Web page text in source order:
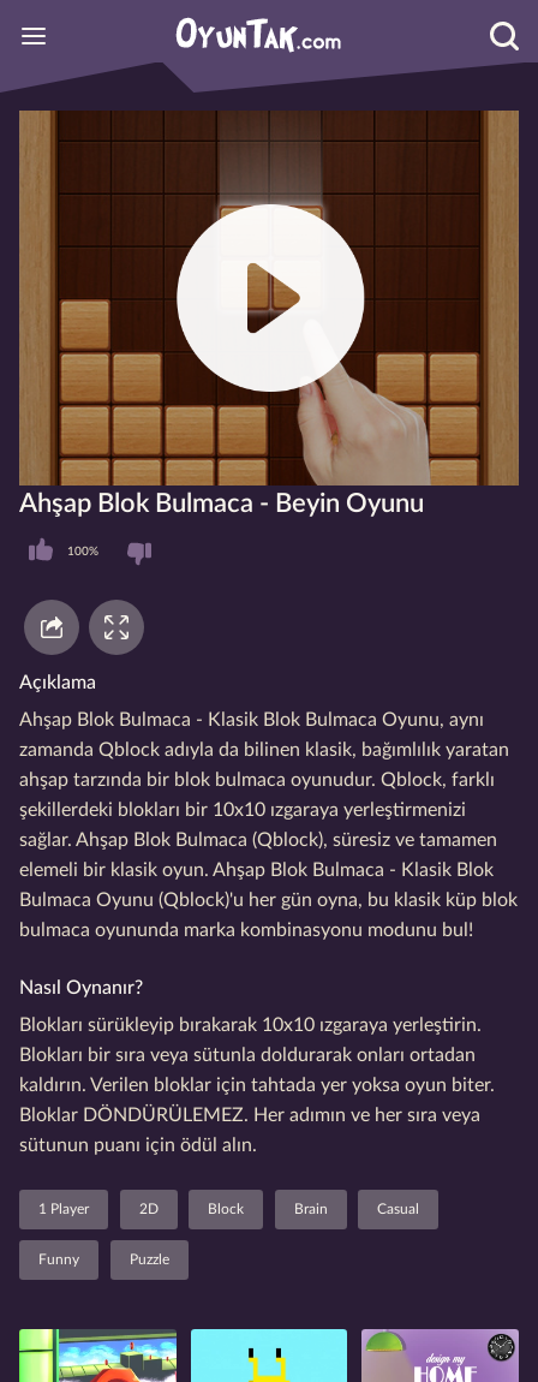
Ahşap Blok Bulmaca - Beyin Oyunu
100%
Açıklama
Ahşap Blok Bulmaca - Klasik Blok Bulmaca Oyunu, aynı
zamanda Qblock adıyla da bilinen klasik, bağımlılık yaratan
ahşap tarzında bir blok bulmaca oyunudur. Qblock, farklı
şekillerdeki blokları bir 10x10 ızgaraya yerleştirmenizi
sağlar. Ahşap Blok Bulmaca (Qblock), süresiz ve tamamen
elemeli bir klasik oyun. Ahşap Blok Bulmaca - Klasik Blok
Bulmaca Oyunu (Qblock)'u her gün oyna, bu klasik küp blok
bulmaca oyununda marka kombinasyonu modunu bul!
Nasıl Oynanır?
Blokları sürükleyip bırakarak 10x10 ızgaraya yerleştirin.
Blokları bir sıra veya sütunla doldurarak onları ortadan
kaldırın. Verilen bloklar için tahtada yer yoksa oyun biter.
Bloklar DÖNDÜRÜLEMEZ. Her adımın ve her sıra veya
sütunun puanı için ödül alın.
1 Player 2D Block Brain Casual
Funny Puzzle